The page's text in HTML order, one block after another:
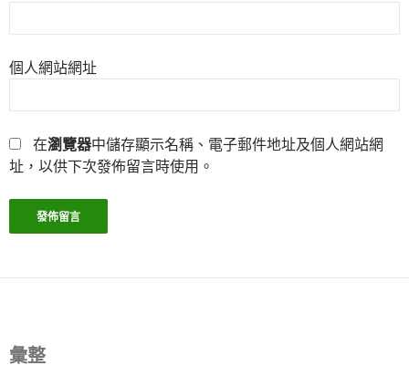
個人網站網址
在瀏覽器中儲存顯示名稱、電子郵件地址及個人網站網
址，以供下次發佈留言時使用。
彙整